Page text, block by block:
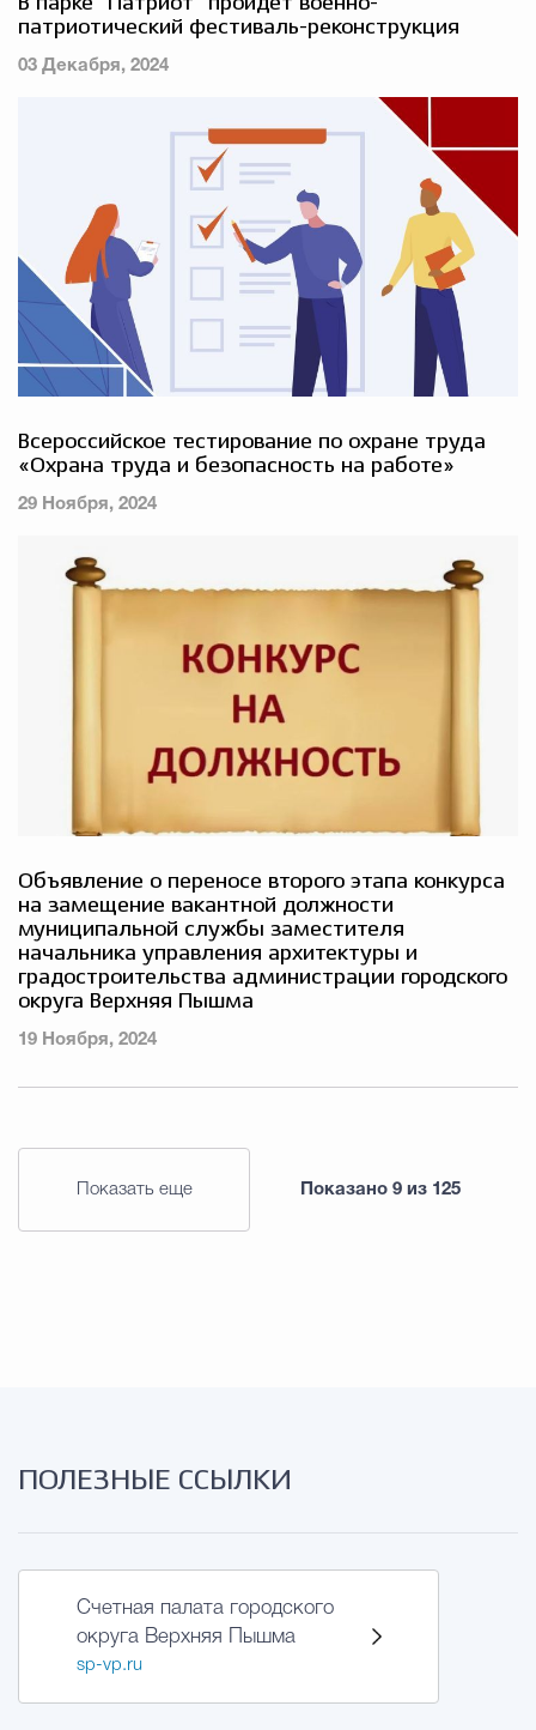
патриотический фестиваль-реконструкция
03 Декабря, 2024
Всероссийское тестирование по охране труда
«Охрана труда и безопасность на работе»
29 Ноября, 2024
Объявление о переносе второго этапа конкурса
на замещение вакантной должности
муниципальной службы заместителя
начальника управления архитектуры и
градостроительства администрации городского
округа Верхняя Пышма
19 Ноября, 2024
Показать еще Показано 9 из 125
ПОЛЕЗНЫЕ ССЫЛКИ
Счетная палата городского
округа Верхняя Пышма
sp-vp.ru